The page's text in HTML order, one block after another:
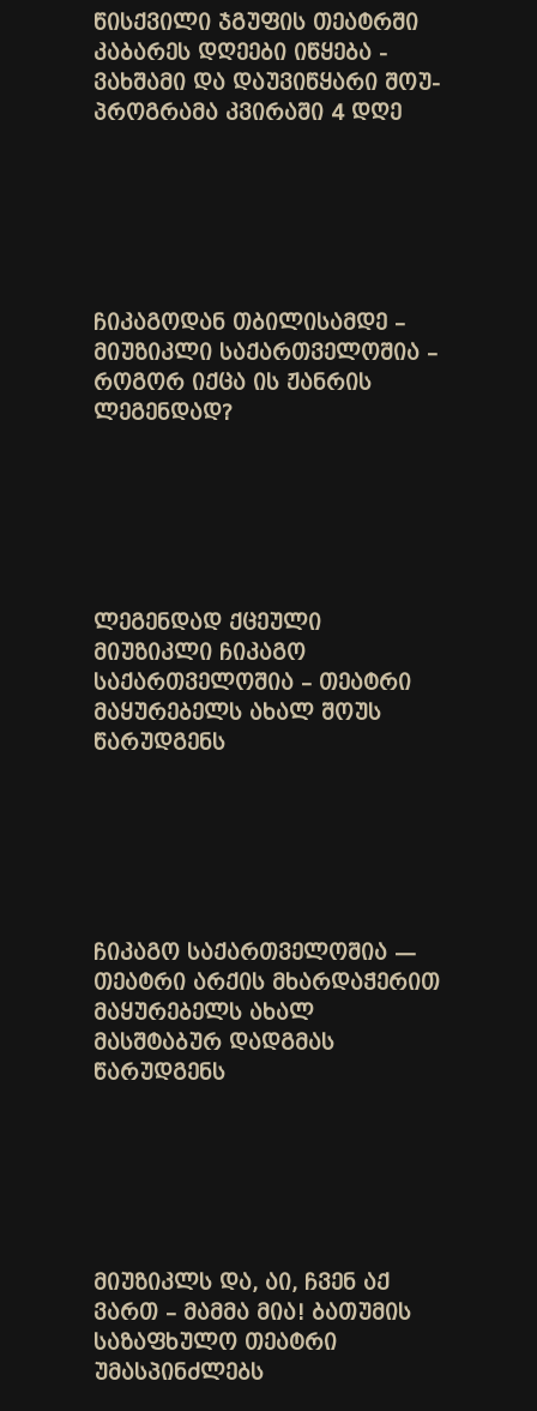
ᲬᲘᲡᲥᲕᲘᲚᲘ ᲯᲒᲣᲤᲘᲡ ᲗᲔᲐᲢᲠᲨᲘ
ᲙᲐᲑᲐᲠᲔᲡ ᲓᲦᲔᲔᲑᲘ ᲘᲬᲧᲔᲑᲐ -
ᲕᲐᲮᲨᲐᲛᲘ ᲓᲐ ᲓᲐᲣᲕᲘᲬᲧᲐᲠᲘ ᲨᲝᲣ-
ᲞᲠᲝᲒᲠᲐᲛᲐ ᲙᲕᲘᲠᲐᲨᲘ 4 ᲓᲦᲔ
ᲩᲘᲙᲐᲒᲝᲓᲐᲜ ᲗᲑᲘᲚᲘᲡᲐᲛᲓᲔ –
ᲛᲘᲣᲖᲘᲙᲚᲘ ᲡᲐᲥᲐᲠᲗᲕᲔᲚᲝᲨᲘᲐ –
ᲠᲝᲒᲝᲠ ᲘᲥᲪᲐ ᲘᲡ ᲟᲐᲜᲠᲘᲡ
ᲚᲔᲒᲔᲜᲓᲐᲓ?
ᲚᲔᲒᲔᲜᲓᲐᲓ ᲥᲪᲔᲣᲚᲘ
ᲛᲘᲣᲖᲘᲙᲚᲘ ᲩᲘᲙᲐᲒᲝ
ᲡᲐᲥᲐᲠᲗᲕᲔᲚᲝᲨᲘᲐ – ᲗᲔᲐᲢᲠᲘ
ᲛᲐᲧᲣᲠᲔᲑᲔᲚᲡ ᲐᲮᲐᲚ ᲨᲝᲣᲡ
ᲬᲐᲠᲣᲓᲒᲔᲜᲡ
ᲩᲘᲙᲐᲒᲝ ᲡᲐᲥᲐᲠᲗᲕᲔᲚᲝᲨᲘᲐ —
ᲗᲔᲐᲢᲠᲘ ᲐᲠᲥᲘᲡ ᲛᲮᲐᲠᲓᲐᲭᲔᲠᲘᲗ
ᲛᲐᲧᲣᲠᲔᲑᲔᲚᲡ ᲐᲮᲐᲚ
ᲛᲐᲡᲨᲢᲐᲑᲣᲠ ᲓᲐᲓᲒᲛᲐᲡ
ᲬᲐᲠᲣᲓᲒᲔᲜᲡ
ᲛᲘᲣᲖᲘᲙᲚᲡ ᲓᲐ, ᲐᲘ, ᲩᲕᲔᲜ ᲐᲥ
ᲕᲐᲠᲗ – ᲛᲐᲛᲛᲐ ᲛᲘᲐ! ᲑᲐᲗᲣᲛᲘᲡ
ᲡᲐᲖᲐᲤᲮᲣᲚᲝ ᲗᲔᲐᲢᲠᲘ
ᲣᲛᲐᲡᲞᲘᲜᲫᲚᲔᲑᲡ